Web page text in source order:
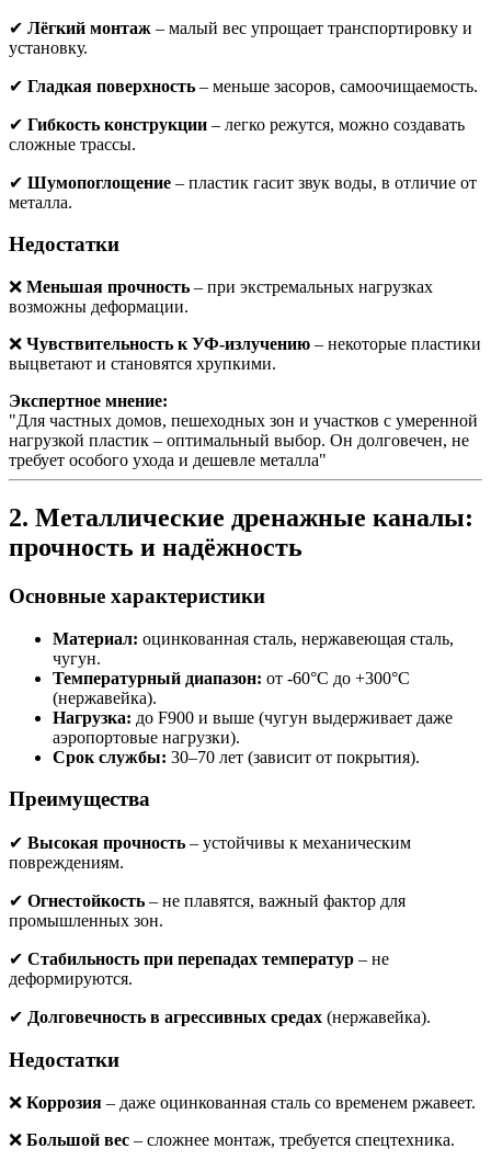
✔ Лёгкий монтаж – малый вес упрощает транспортировку и
установку.
✔ Гладкая поверхность – меньше засоров, самоочищаемость.
✔ Гибкость конструкции – легко режутся, можно создавать
сложные трассы.
✔ Шумопоглощение – пластик гасит звук воды, в отличие от
металла.
Недостатки
❌ Меньшая прочность – при экстремальных нагрузках
возможны деформации.
❌ Чувствительность к УФ-излучению – некоторые пластики
выцветают и становятся хрупкими.
Экспертное мнение:
"Для частных домов, пешеходных зон и участков с умеренной
нагрузкой пластик – оптимальный выбор. Он долговечен, не
требует особого ухода и дешевле металла"
2. Металлические дренажные каналы:
прочность и надёжность
Основные характеристики
Материал: оцинкованная сталь, нержавеющая сталь,
чугун.
Температурный диапазон: от -60°C до +300°C
(нержавейка).
Нагрузка: до F900 и выше (чугун выдерживает даже
аэропортовые нагрузки).
Срок службы: 30–70 лет (зависит от покрытия).
Преимущества
✔ Высокая прочность – устойчивы к механическим
повреждениям.
✔ Огнестойкость – не плавятся, важный фактор для
промышленных зон.
✔ Стабильность при перепадах температур – не
деформируются.
✔ Долговечность в агрессивных средах (нержавейка).
Недостатки
❌ Коррозия – даже оцинкованная сталь со временем ржавеет.
❌ Большой вес – сложнее монтаж, требуется спецтехника.